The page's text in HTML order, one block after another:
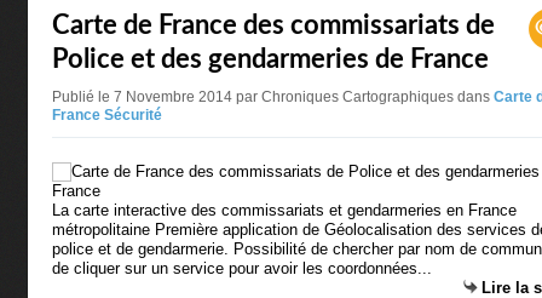
Carte de France des commissariats de
Police et des gendarmeries de France
Publié le 7 Novembre 2014 par Chroniques Cartographiques dans Carte
France Sécurité
La carte interactive des commissariats et gendarmeries en France
métropolitaine Première application de Géolocalisation des services
police et de gendarmerie. Possibilité de chercher par nom de
de cliquer sur un service pour avoir les coordonnées...
Lire la